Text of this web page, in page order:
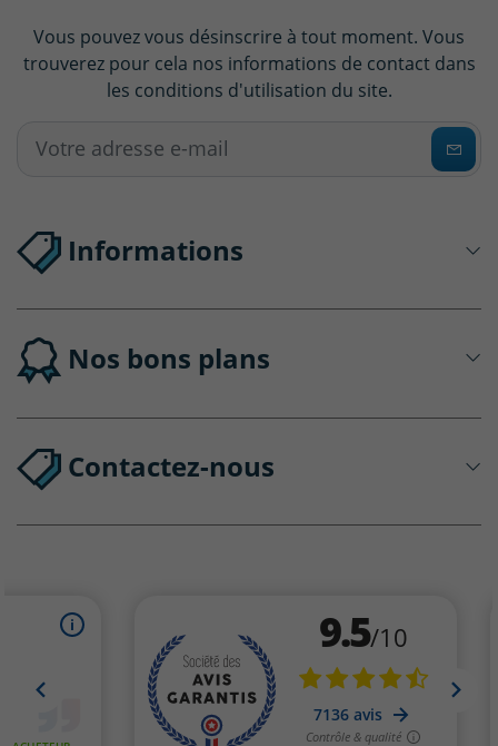
Vous pouvez vous désinscrire à tout moment. Vous
trouverez pour cela nos informations de contact dans
les conditions d'utilisation du site.
Informations
Nos bons plans
Contactez-nous